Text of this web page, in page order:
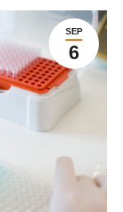
SEP
6